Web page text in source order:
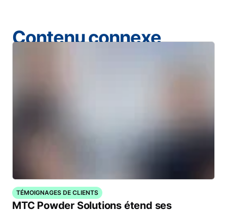
Contenu connexe
TÉMOIGNAGES DE CLIENTS
MTC Powder Solutions étend ses